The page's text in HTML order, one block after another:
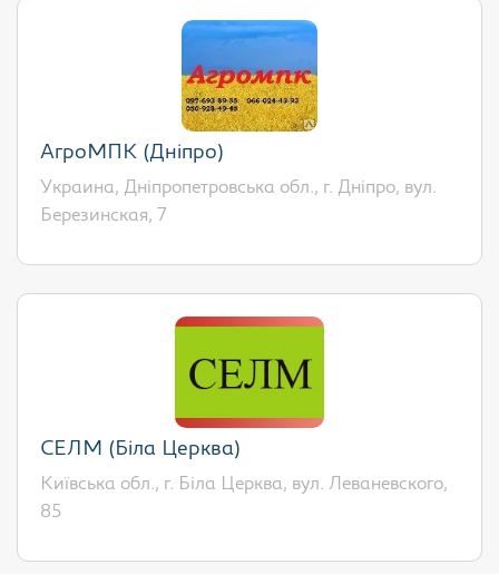
АгроМПК (Дніпро)
Украина, Дніпропетровська обл., г. Дніпро, вул.
Березинская, 7
СЕЛМ (Біла Церква)
Київська обл., г. Біла Церква, вул. Леваневского,
85